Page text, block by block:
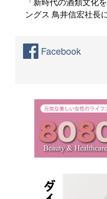
ングス 鳥井信宏社長
Facebook